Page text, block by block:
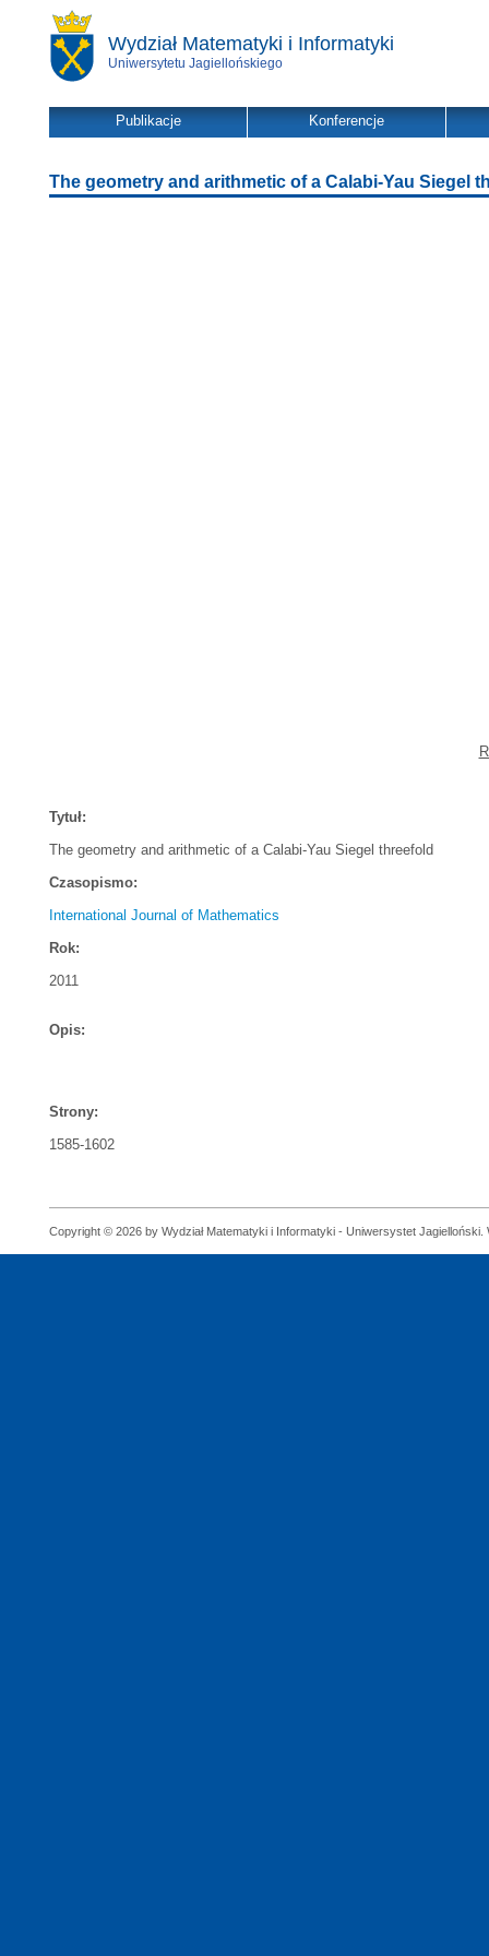
Wydział Matematyki i Informatyki
Uniwersytetu Jagiellońskiego
Publikacje Konferencje
The geometry and arithmetic of a Calabi-Yau Siegel
Tytuł:
The geometry and arithmetic of a Calabi-Yau Siegel threefold
Czasopismo:
International Journal of Mathematics
Rok:
2011
Opis:
Strony:
1585-1602
Copyright © 2026 by Wydział Matematyki i Informatyki - Uniwersystet